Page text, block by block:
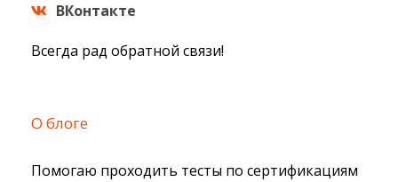
ВКонтакте
Всегда рад обратной связи!
О блоге
Помогаю проходить тесты по сертификациям